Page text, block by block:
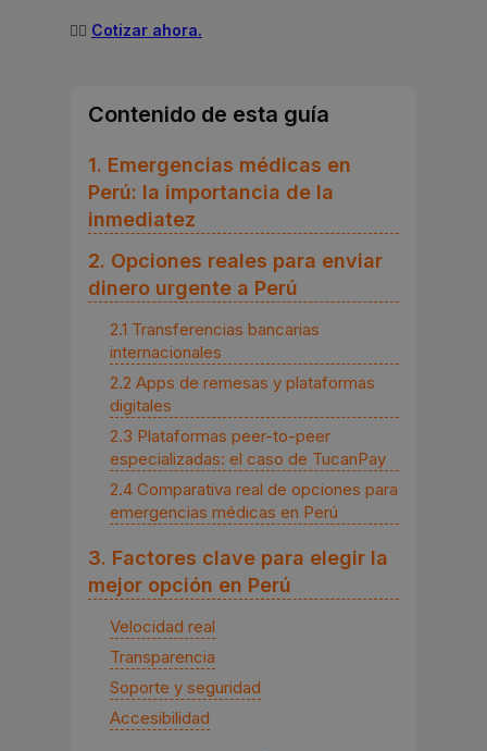
👉🏻 Cotizar ahora.
Contenido de esta guía
1. Emergencias médicas en
Perú: la importancia de la
inmediatez
2. Opciones reales para enviar
dinero urgente a Perú
2.1 Transferencias bancarias
internacionales
2.2 Apps de remesas y plataformas
digitales
2.3 Plataformas peer-to-peer
especializadas: el caso de TucanPay
2.4 Comparativa real de opciones para
emergencias médicas en Perú
3. Factores clave para elegir la
mejor opción en Perú
Velocidad real
Transparencia
Soporte y seguridad
Accesibilidad